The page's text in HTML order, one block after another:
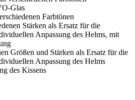
Glas
Farbtönen
Stärken als Ersatz für die
Anpassung des Helms, mit
Größen und Stärken als Ersatz für die
Anpassung des Helms
des Kissens